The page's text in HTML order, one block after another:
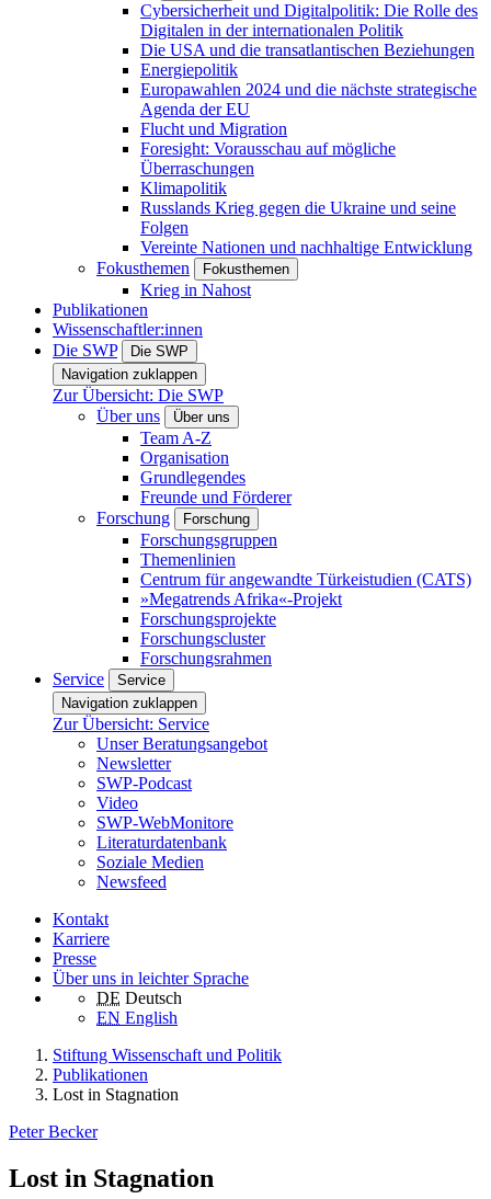
Cybersicherheit und Digitalpolitik: Die Rolle des
Digitalen in der internationalen Politik
Die USA und die transatlantischen Beziehungen
Energiepolitik
Europawahlen 2024 und die nächste strategische
Agenda der EU
Flucht und Migration
Foresight: Vorausschau auf mögliche
Überraschungen
Klimapolitik
Russlands Krieg gegen die Ukraine und seine
Folgen
Vereinte Nationen und nachhaltige Entwicklung
Fokusthemen
Fokusthemen
Krieg in Nahost
Publikationen
Wissenschaftler:innen
Die SWP
Die SWP
Navigation zuklappen
Zur Übersicht: Die SWP
Über uns
Über uns
Team A-Z
Organisation
Grundlegendes
Freunde und Förderer
Forschung
Forschung
Forschungsgruppen
Themenlinien
Centrum für angewandte Türkeistudien (CATS)
»Megatrends Afrika«-Projekt
Forschungsprojekte
Forschungscluster
Forschungsrahmen
Service
Service
Navigation zuklappen
Zur Übersicht: Service
Unser Beratungsangebot
Newsletter
SWP-Podcast
Video
SWP-WebMonitore
Literaturdatenbank
Soziale Medien
Newsfeed
Kontakt
Karriere
Presse
Über uns in leichter Sprache
DE Deutsch
EN English
Stiftung Wissenschaft und Politik
Publikationen
Lost in Stagnation
Peter Becker
Lost in Stagnation